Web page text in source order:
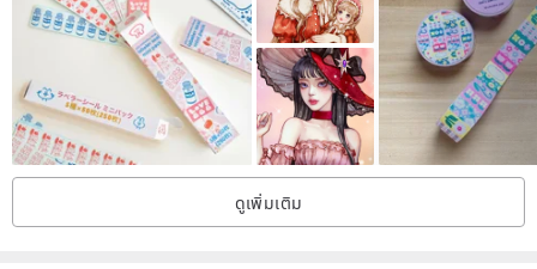
ดูเพิ่มเติม